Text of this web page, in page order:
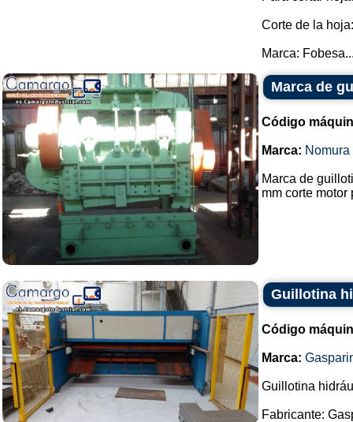
Corte de la
Marca:
Marca de
Código
Marca: Nomura
Marca de
mm corte
Guillotina
Código
Marca:
Guillotina
Fabricante: